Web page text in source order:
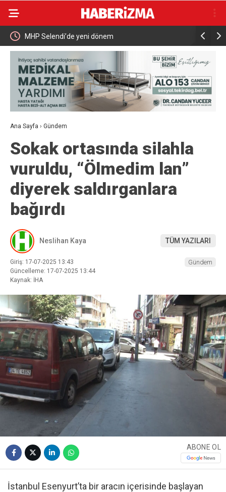
MHP Selendi’de yeni dönem Otluk
Ana Sayfa › Gündem
Sokak ortasında silahla
vuruldu, “Ölmedim lan”
diyerek saldırganlara
bağırdı
Neslihan Kaya TÜM YAZILARI
Giriş: 17-07-2025 13:43
Güncelleme: 17-07-2025 13:44
Kaynak: İHA
Gündem
ABONE OL
İstanbul Esenyurt’ta bir aracın içerisinde başlayan